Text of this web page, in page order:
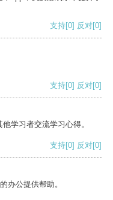
支持[0] 反对[0]
支持[0] 反对[0]
学习者交流学习心得。
支持[0] 反对[0]
办公提供帮助。